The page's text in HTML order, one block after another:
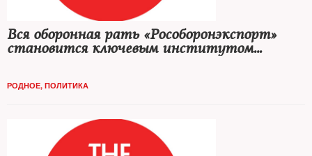
Вся оборонная рать «Рособоронэкспорт»
становится ключевым институтом
РОДНОЕ, ПОЛИТИКА